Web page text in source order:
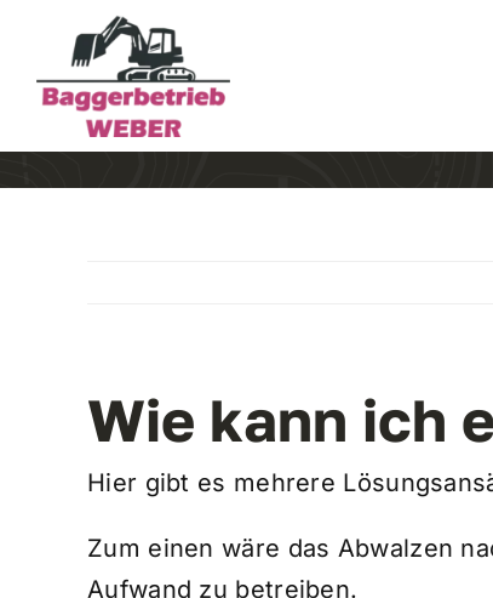
springen
Wie kann ich
Hier gibt es mehrere
Zum einen wäre das Abwalzen
Aufwand zu betreiben.